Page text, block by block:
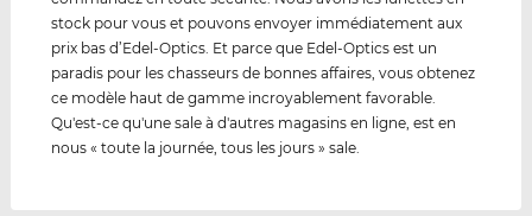
stock pour vous et pouvons envoyer immédiatement aux
prix bas d’Edel-Optics. Et parce que Edel-Optics est un
paradis pour les chasseurs de bonnes affaires, vous obtenez
ce modèle haut de gamme incroyablement favorable.
Qu'est-ce qu'une sale à d'autres magasins en ligne, est en
nous « toute la journée, tous les jours » sale.